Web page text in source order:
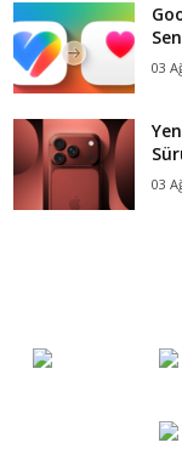
03
03